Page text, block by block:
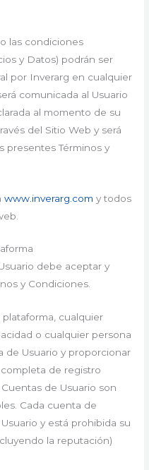
las condiciones
y Datos) podrán ser
por Inverarg en cualquier
comunicada al Usuario
al momento de su
del Sitio Web y será
presentes Términos y
www.inverarg.com y todos
debe aceptar y
y Condiciones.
cualquier
o cualquier persona
de Usuario y proporcionar
de registro
de Usuario son
Cada cuenta de
y está prohibida su
la reputación)